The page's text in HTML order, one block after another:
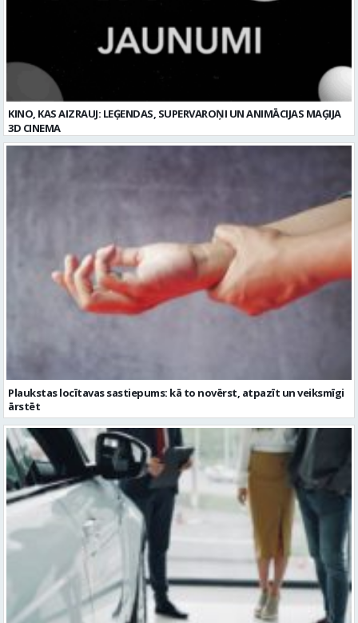
Plaukstas locītavas sastiepums: kā to novērst, atpazīt un veiksmīgi
Kāpēc divus trīs gadus veci mazlietoti auto ar garantiju ir laba izvēle